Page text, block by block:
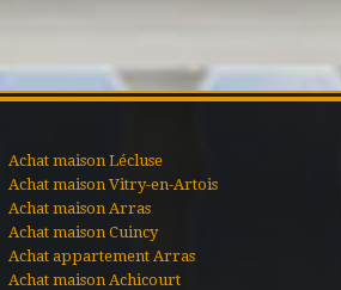
Achat maison Lécluse
Achat maison Vitry-en-Artois
Achat maison Arras
Achat maison Cuincy
Achat appartement Arras
Achat maison Achicourt